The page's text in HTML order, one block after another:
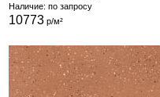
Наличие: по запросу
10773р/м²